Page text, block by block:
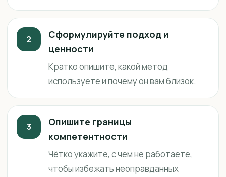
2
Сформулируйте подход и
ценности
Кратко опишите, какой метод
используете и почему он вам близок.
3
Опишите границы
компетентности
Чётко укажите, с чем не работаете,
чтобы избежать неоправданных